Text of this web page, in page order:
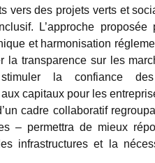
vers des projets verts et
L’approche
et harmonisation
la transparence sur les
la confiance
capitaux pour les
cadre collaboratif
– permettra de mieux
infrastructures et la